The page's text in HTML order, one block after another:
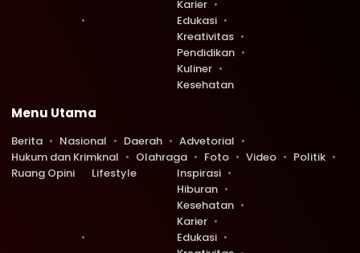
Karier
Edukasi
Kreativitas
Pendidikan
Kuliner
Kesehatan
Menu Utama
Berita Nasional Daerah
Advetorial
Hukum dan Krimknal
Olahraga Foto Video
Politik
Ruang Opini
Lifestyle
Inspirasi
Hiburan
Kesehatan
Karier
Edukasi